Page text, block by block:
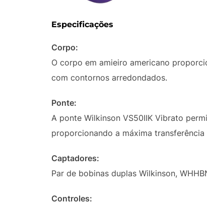
Especificações
Corpo:
O corpo em amieiro americano
com contornos arredondados.
Ponte:
A ponte Wilkinson VS50IIK Vibrato
proporcionando a máxima transferência
Captadores:
Par de bobinas duplas Wilkinson,
Controles: